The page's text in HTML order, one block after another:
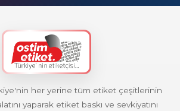
her yerine tüm etiket çeşitlerinin
yaparak etiket baskı ve sevkiyatını